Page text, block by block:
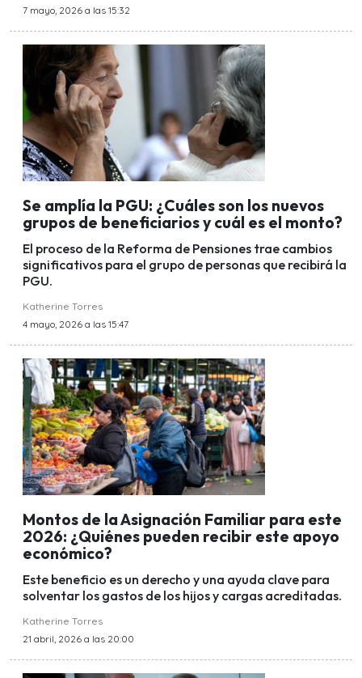
7 mayo, 2026 a las 15:32
Se amplía la PGU: ¿Cuáles son los nuevos
grupos de beneficiarios y cuál es el monto?
El proceso de la Reforma de Pensiones trae cambios
significativos para el grupo de personas que recibirá la
PGU.
Katherine Torres
4 mayo, 2026 a las 15:47
Montos de la Asignación Familiar para este
2026: ¿Quiénes pueden recibir este apoyo
económico?
Este beneficio es un derecho y una ayuda clave para
solventar los gastos de los hijos y cargas acreditadas.
Katherine Torres
21 abril, 2026 a las 20:00